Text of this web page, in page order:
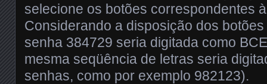
selecione os botões correspondentes
Considerando a disposição dos
senha 384729 seria digitada como
mesma seqüência de letras seria
senhas, como por exemplo 982123).